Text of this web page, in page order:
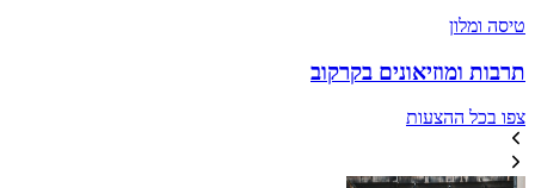
טיסה ומלון
תרבות ומוזיאונים בקרקוב
צפו בכל ההצעות